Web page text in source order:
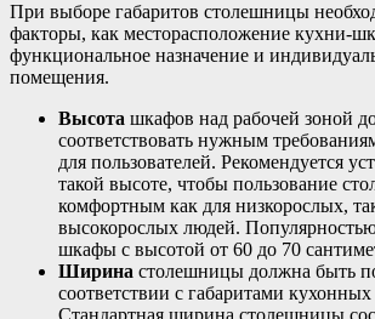
При выборе габаритов столешницы
факторы, как месторасположение кухни-
функциональное назначение и
помещения.
Высота шкафов над рабочей зоной
соответствовать нужным
для пользователей. Рекомендуется
такой высоте, чтобы пользование
комфортным как для низкорослых,
высокорослых людей.
шкафы с высотой от 60 до 70
Ширина столешницы должна быть
соответствии с габаритами